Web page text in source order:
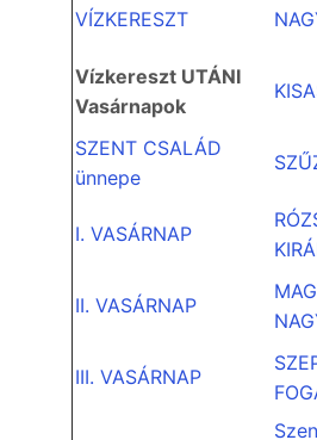
VÍZKERESZT
Vízkereszt UTÁNI
Vasárnapok
SZENT CSALÁD
ünnepe
I. VASÁRNAP
II. VASÁRNAP
III. VASÁRNAP